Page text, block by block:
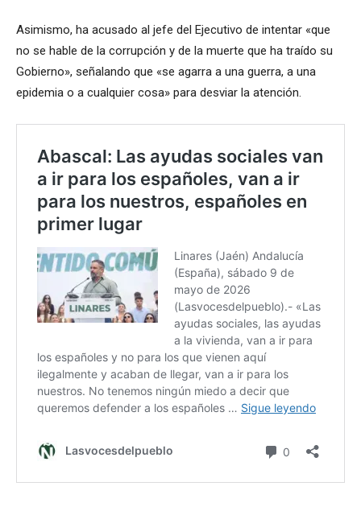
Asimismo, ha acusado al jefe del Ejecutivo de intentar «que
no se hable de la corrupción y de la muerte que ha traído su
Gobierno», señalando que «se agarra a una guerra, a una
epidemia o a cualquier cosa» para desviar la atención.